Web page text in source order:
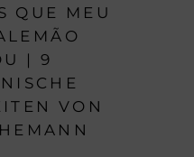
QUE MEU
| 9
VON